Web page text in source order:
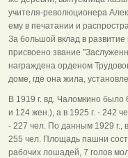
учителя-революционера
ему в печатании и
За большой вклад в
присвоено звание
награждена орденом
доме, где она жила,
В 1919 г. вд. Чаломкино
и 124 жен.), а в 1925 г. - 242
- 227 чел. По данным 1929 г.,
255 чел. Площадь пашни
рабочих лошадей, 7 голов